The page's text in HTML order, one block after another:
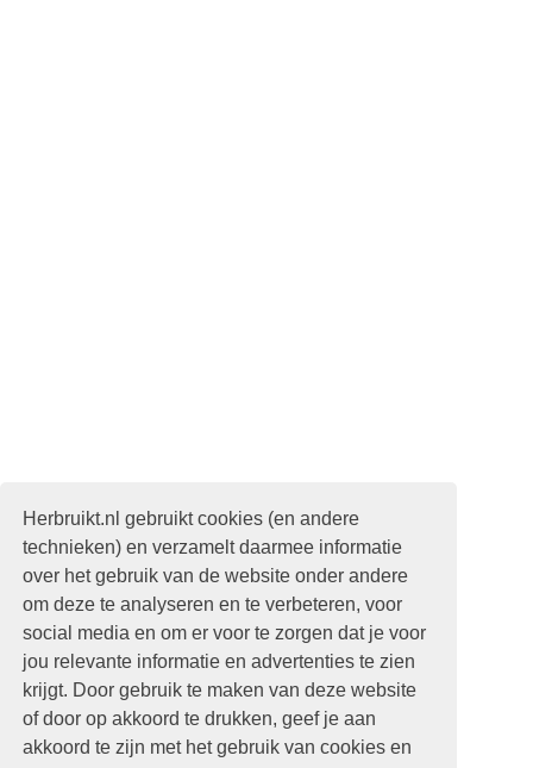
Herbruikt.nl gebruikt cookies (en andere
technieken) en verzamelt daarmee informatie
over het gebruik van de website onder andere
om deze te analyseren en te verbeteren, voor
social media en om er voor te zorgen dat je voor
jou relevante informatie en advertenties te zien
krijgt. Door gebruik te maken van deze website
of door op akkoord te drukken, geef je aan
akkoord te zijn met het gebruik van cookies en